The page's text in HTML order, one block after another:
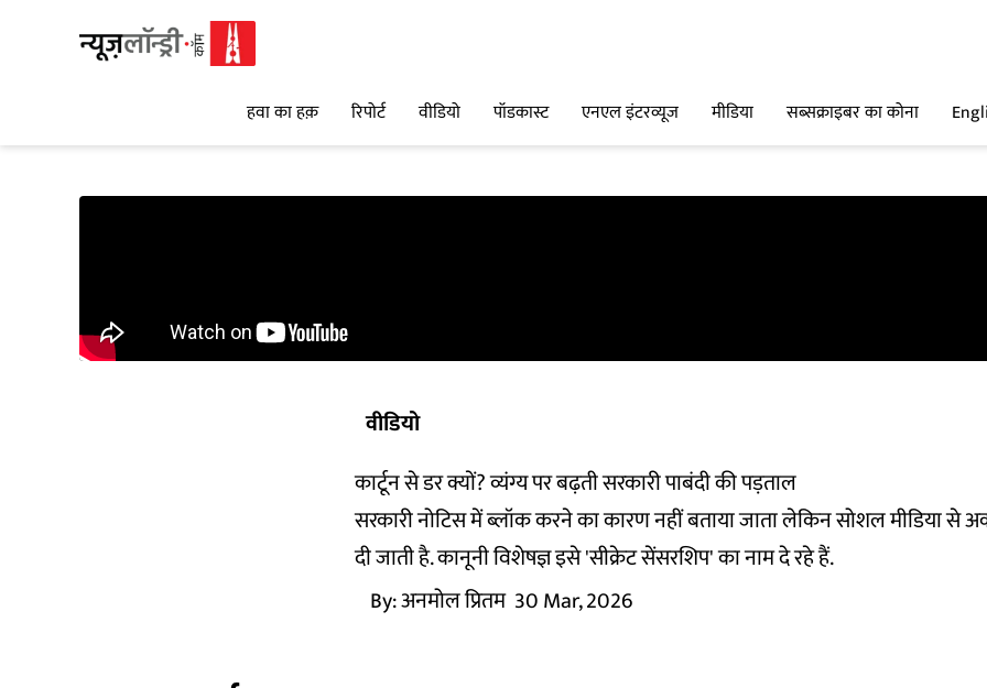
हवा का हक़ रिपोर्ट वीडियो पॉडकास्ट एनएल इंटरव्यूज मीडिया सब्सक्राइबर का कोना
वीडियो
कार्टून से डर क्यों? व्यंग्य पर बढ़ती सरकारी पाबंदी की पड़ताल
सरकारी नोटिस में ब्लॉक करने का कारण नहीं बताया जाता लेकिन सोशल मीडिया से
दी जाती है. कानूनी विशेषज्ञ इसे 'सीक्रेट सेंसरशिप' का नाम दे रहे हैं.
By:अनमोल प्रितम 30 Mar, 2026